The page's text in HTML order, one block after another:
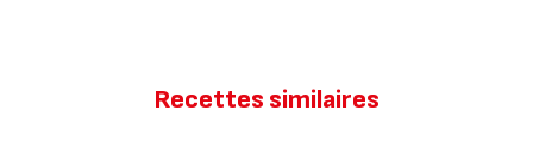
Recettes similaires